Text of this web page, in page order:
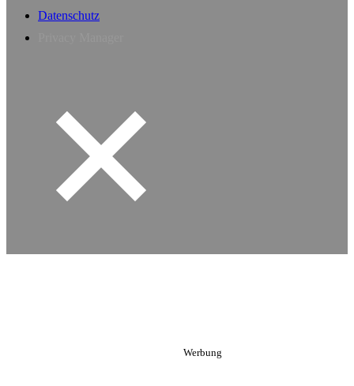
Datenschutz